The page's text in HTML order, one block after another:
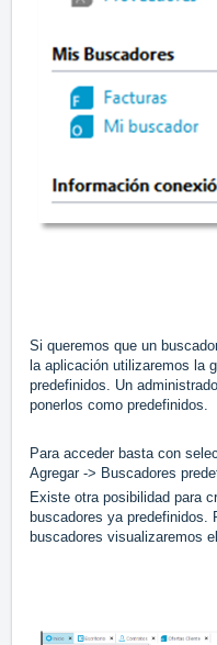
Si queremos que un
la aplicación utilizaremos la
predefinidos. Un
ponerlos como predefinidos.
Para acceder basta con
Agregar -> Buscadores
Existe otra posibilidad para
buscadores ya predefinidos.
buscadores visualizaremos